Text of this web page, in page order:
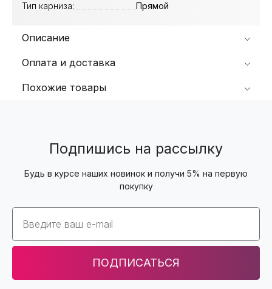
Тип карниза:
Прямой
Описание
Оплата и доставка
Похожие товары
Подпишись на рассылку
Будь в курсе наших новинок и получи 5% на первую
покупку
Email
ПОДПИСАТЬСЯ